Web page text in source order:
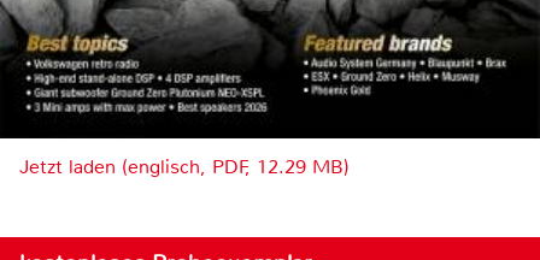
Jetzt laden (englisch, PDF, 12.29 MB)